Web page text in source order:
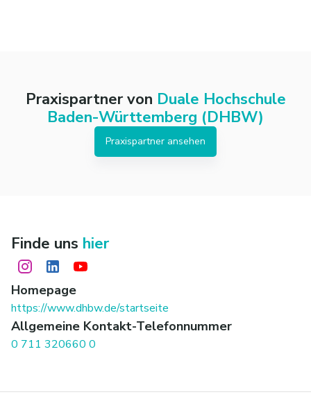
Praxispartner von Duale Hochschule
Baden-Württemberg (DHBW)
Praxispartner ansehen
Finde uns hier
Homepage
https://www.dhbw.de/startseite
Allgemeine Kontakt-Telefonnummer
0 711 320660 0